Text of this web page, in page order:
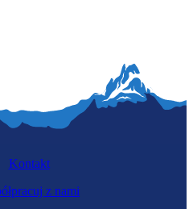
Kontakt
z nami